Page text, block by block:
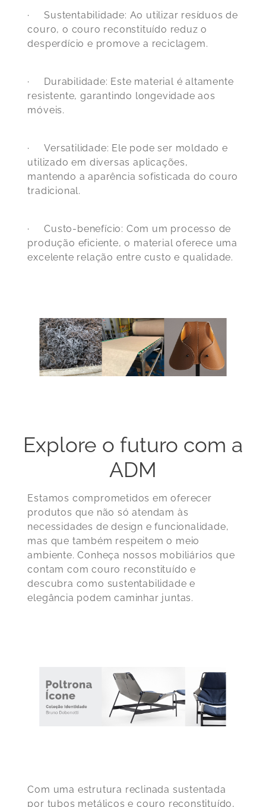
·Sustentabilidade: Ao utilizar resíduos de
couro, o couro reconstituído reduz o
desperdício e promove a reciclagem.
· Durabilidade: Este material é altamente
resistente, garantindo longevidade aos
móveis.
·Versatilidade: Ele pode ser moldado e
utilizado em diversas aplicações,
mantendo a aparência sofisticada do couro
tradicional.
·Custo-benefício: Com um processo de
produção eficiente, o material oferece uma
excelente relação entre custo e qualidade.
Explore o futuro com a
ADM
Estamos comprometidos em oferecer
produtos que não só atendam às
necessidades de design e funcionalidade,
mas que também respeitem o meio
ambiente. Conheça nossos mobiliários que
contam com couro reconstituído e
descubra como sustentabilidade e
elegância podem caminhar juntas.
Com uma estrutura reclinada sustentada
por tubos metálicos e couro reconstituído,